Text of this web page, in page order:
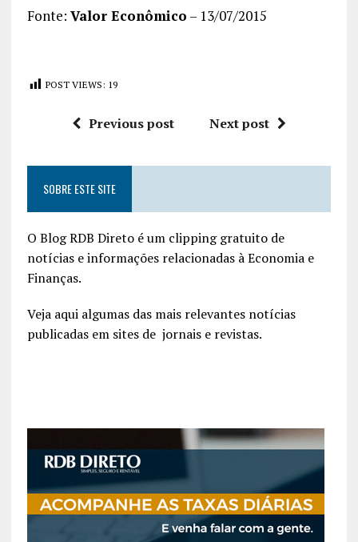
Fonte: Valor Econômico – 13/07/2015
POST VIEWS: 19
Previous post Next post
SOBRE ESTE SITE
O Blog RDB Direto é um clipping gratuito de
notícias e informações relacionadas à Economia e
Finanças.
Veja aqui algumas das mais relevantes notícias
publicadas em sites de jornais e revistas.